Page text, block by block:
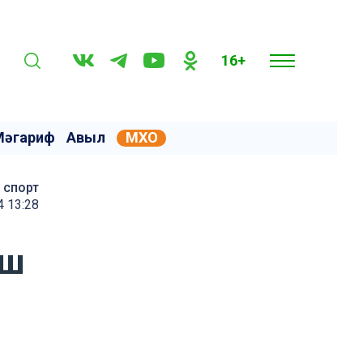
16+
Авыл МХО
спорт
13:28